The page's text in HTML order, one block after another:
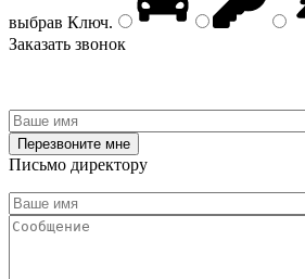
выбрав Ключ.
Заказать звонок
Письмо директору